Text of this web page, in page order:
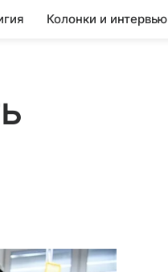
Колонки и интервью